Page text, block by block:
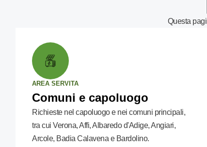
Questa
AREA SERVITA
Comuni e capoluogo
Richieste nel capoluogo e nei comuni principali,
tra cui Verona, Affi, Albaredo d'Adige, Angiari,
Arcole, Badia Calavena e Bardolino.